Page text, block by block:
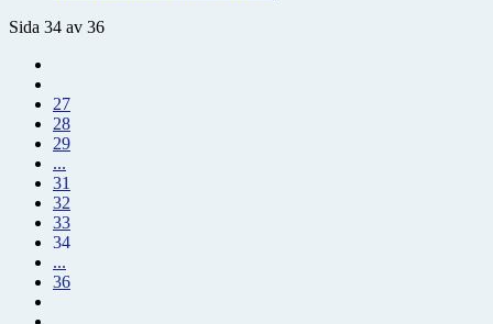
Sida 34 av 36
27
28
29
...
31
32
33
34
...
36